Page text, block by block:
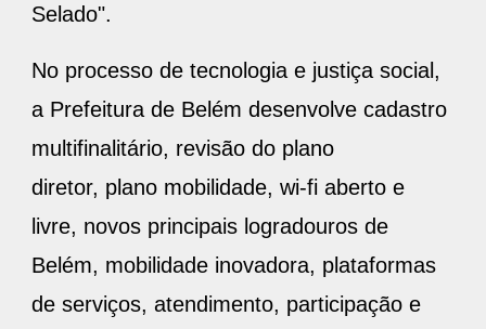
Selado".
No processo de tecnologia e justiça social,
a Prefeitura de Belém desenvolve cadastro
multifinalitário, revisão do plano
diretor, plano mobilidade, wi-fi aberto e
livre, novos principais logradouros de
Belém, mobilidade inovadora, plataformas
de serviços, atendimento, participação e